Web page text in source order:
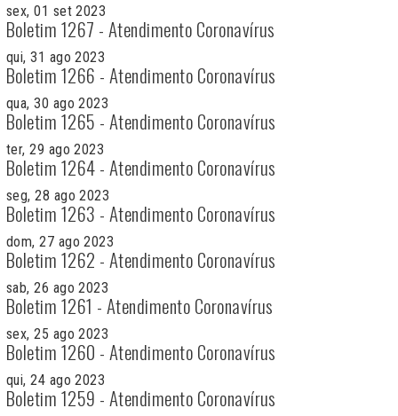
sex, 01 set 2023
Boletim 1267 - Atendimento Coronavírus
qui, 31 ago 2023
Boletim 1266 - Atendimento Coronavírus
qua, 30 ago 2023
Boletim 1265 - Atendimento Coronavírus
ter, 29 ago 2023
Boletim 1264 - Atendimento Coronavírus
seg, 28 ago 2023
Boletim 1263 - Atendimento Coronavírus
dom, 27 ago 2023
Boletim 1262 - Atendimento Coronavírus
sab, 26 ago 2023
Boletim 1261 - Atendimento Coronavírus
sex, 25 ago 2023
Boletim 1260 - Atendimento Coronavírus
qui, 24 ago 2023
Boletim 1259 - Atendimento Coronavírus